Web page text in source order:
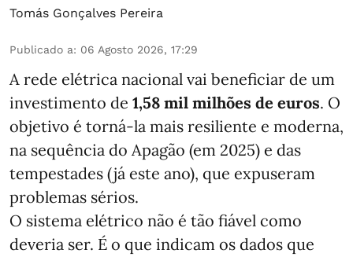
Tomás Gonçalves Pereira
Publicado a: 06 Agosto 2026, 17:29
A rede elétrica nacional vai beneficiar de um
investimento de 1,58 mil milhões de euros. O
objetivo é torná-la mais resiliente e moderna,
na sequência do Apagão (em 2025) e das
tempestades (já este ano), que expuseram
problemas sérios.
O sistema elétrico não é tão fiável como
deveria ser. É o que indicam os dados que